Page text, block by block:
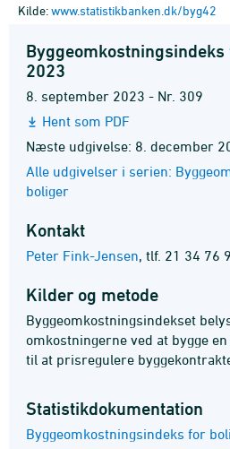
Kilde:www.statistikbanken.dk/byg42
2023
8. september 2023 - Nr. 309
Hent som PDF
Næste udgivelse: 8. december
Alle udgivelser i serien:
boliger
Kontakt
Peter Fink-Jensen tlf. 21 34 76
Kilder og metode
Byggeomkostningsindekset
omkostningerne ved at bygge en
til at prisregulere
Statistik­dokumentation
Byggeomkostningsindeks for